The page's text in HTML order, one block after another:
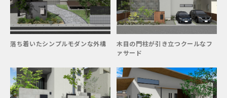
落ち着いたシンプルモダンな外構
木目の門柱が引き立つクールなフ
ァサード